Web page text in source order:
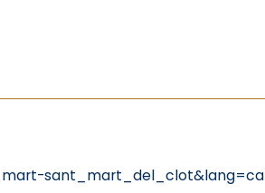
sant_mart_del_clot&lang=ca